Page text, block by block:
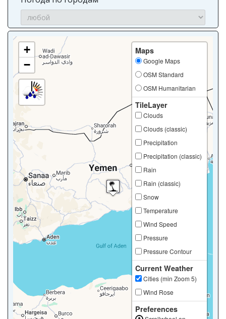
+
−
Maps
Google Maps
OSM Standard
OSM Humanitarian
TileLayer
Clouds
Clouds (classic)
Precipitation
Precipitation (classic)
Rain
Rain (classic)
Snow
Temperature
Wind Speed
Pressure
Pressure Contour
Current Weather
Cities (min Zoom 5)
Wind Rose
Preferences